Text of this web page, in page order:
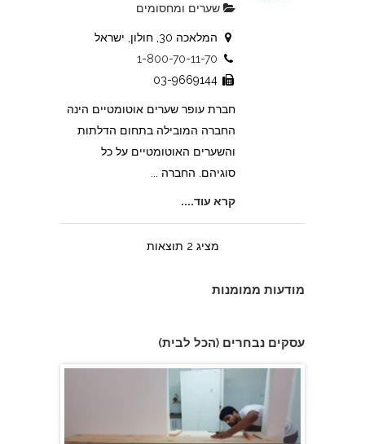
שערים ומחסומים
המלאכה 30, חולון, ישראל
1-800-70-11-70
03-9669144
חברת עופר שערים אוטומטיים הינה
החברה המובילה בתחום הדלתות
והשערים האוטומטיים על כל
סוגיהם. החברה ...
קרא עוד....
מציג 2 תוצאות
מודעות ממומנות
עסקים נבחרים (הכל לבית)
א.מ דודי שמש